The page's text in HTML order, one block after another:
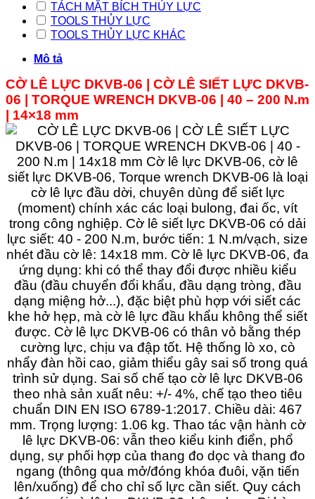
TÁCH MẶT BÍCH THỦY LỰC
TOOLS THỦY LỰC
TOOLS THỦY LỰC KHÁC
Mô tả
CỜ LÊ LỰC DKVB-06 | CỜ LÊ SIẾT LỰC DKVB-
06
| TORQUE WRENCH DKVB-06
| 40 – 200 N.m
| 14×18 mm